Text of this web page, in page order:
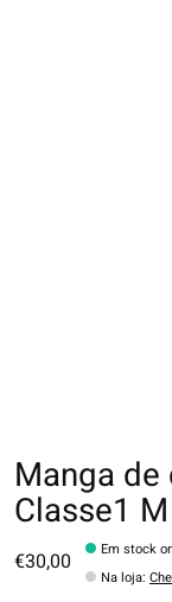
Manga
Classe1 M
€30,00
Em stock
Na loja: